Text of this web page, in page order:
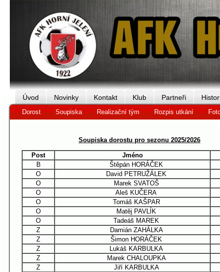
Úvod Novinky Kontakt Klub Partneři
Dorost Soupiska Realizační tým Rozpis utkání
Soupiska dorostu pro sezonu 2025/2026
Post
Jméno
B
Štěpán HORÁČEK
O
David PETRUŽÁLEK
O
Marek SVATOŠ
O
Aleš KUČERA
O
Tomáš KAŠPAR
O
Matěj PAVLÍK
O
Tadeáš MAREK
Z
Damián ZAHÁLKA
Z
Šimon HORÁČEK
Z
Lukáš KARBULKA
Z
Marek CHALOUPKA
Z
Jiří KARBULKA